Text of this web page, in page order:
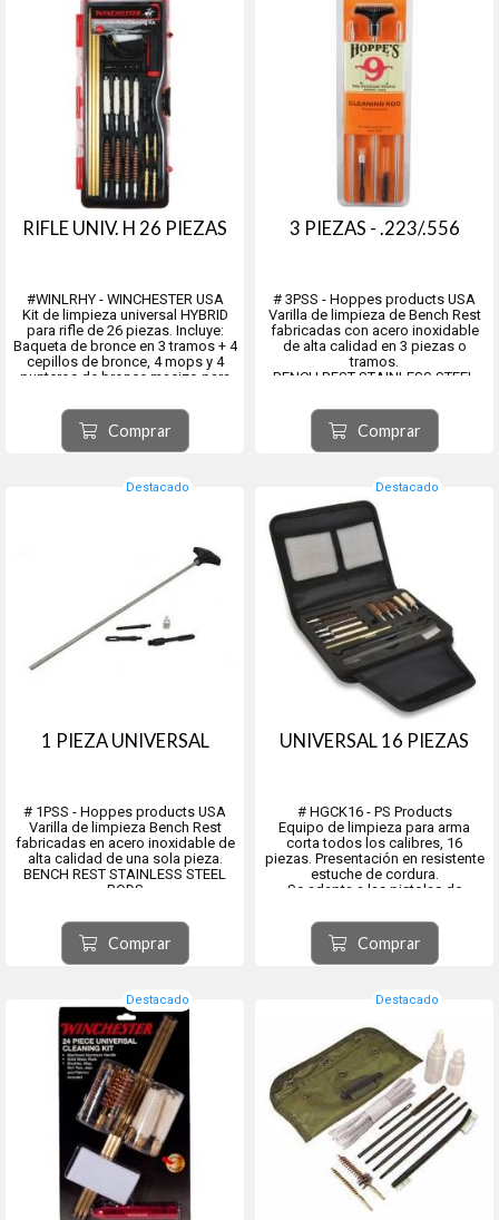
RIFLE UNIV. H 26 PIEZAS
#WINLRHY - WINCHESTER USA
Kit de limpieza universal HYBRID
para rifle de 26 piezas. Incluye:
Baqueta de bronce en 3 tramos + 4
cepillos de bronce, 4 mops y 4
punteros de bronce macizo para
.30 + 2 tips plásticos pasa-trapo
para calibre .22 y .30 + boresnake +
25 ...
Comprar
3 PIEZAS - .223/.556
# 3PSS - Hoppes products USA
Varilla de limpieza de Bench Rest
fabricadas con acero inoxidable
de alta calidad en 3 piezas o
tramos.
BENCH REST STAINLESS STEEL
Comprar
Destacado
1 PIEZA UNIVERSAL
# 1PSS - Hoppes products USA
Varilla de limpieza Bench Rest
fabricadas en acero inoxidable de
alta calidad de una sola pieza.
BENCH REST STAINLESS STEEL
RODS
Comprar
Destacado
UNIVERSAL 16 PIEZAS
# HGCK16 - PS Products
Equipo de limpieza para arma
corta todos los calibres, 16
piezas. Presentación en resistente
estuche de cordura.
Se adapta a las pistolas de
.357cal., 40/45 cal., etc.
Comprar
Destacado Destacado